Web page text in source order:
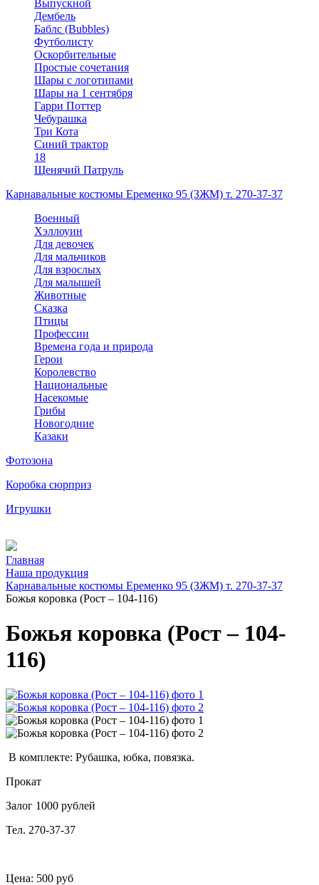
Выпускной
Дембель
Баблс (Bubbles)
Футболисту
Оскорбительные
Простые сочетания
Шары с логотипами
Шары на 1 сентября
Гарри Поттер
Чебурашка
Три Кота
Синий трактор
18
Щенячий Патруль
Карнавальные костюмы Еременко 95 (ЗЖМ) т. 270-37-37
Военный
Хэллоуин
Для девочек
Для мальчиков
Для взрослых
Для малышей
Животные
Сказка
Птицы
Профессии
Времена года и природа
Герои
Королевство
Национальные
Насекомые
Грибы
Новогодние
Казаки
Фотозона
Коробка сюрприз
Игрушки
Главная
Наша продукция
Карнавальные костюмы Еременко 95 (ЗЖМ) т. 270-37-37
Божья коровка (Рост – 104-116)
Божья коровка (Рост – 104-
116)
В комплекте: Рубашка, юбка, повязка.
Прокат
Залог 1000 рублей
Тел. 270-37-37
Цена: 500 руб